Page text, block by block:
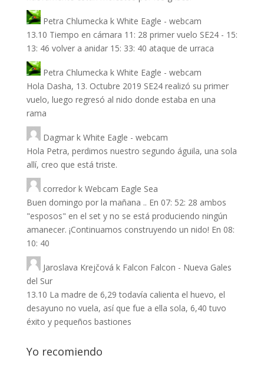
Petra Chlumecka k White Eagle - webcam
13.10 Tiempo en cámara 11: 28 primer vuelo SE24 - 15:
13: 46 volver a anidar 15: 33: 40 ataque de urraca
Petra Chlumecka k White Eagle - webcam
Hola Dasha, 13. Octubre 2019 SE24 realizó su primer
vuelo, luego regresó al nido donde estaba en una
rama
Dagmark White Eagle - webcam
Hola Petra, perdimos nuestro segundo águila, una sola
allí, creo que está triste.
corredork Webcam Eagle Sea
Buen domingo por la mañana .. En 07: 52: 28 ambos
"esposos" en el set y no se está produciendo ningún
amanecer. ¡Continuamos construyendo un nido! En 08:
10: 40
Jaroslava Krejčová k Falcon Falcon - Nueva Gales
del Sur
13.10 La madre de 6,29 todavía calienta el huevo, el
desayuno no vuela, así que fue a ella sola, 6,40 tuvo
éxito y pequeños bastiones
Yo recomiendo